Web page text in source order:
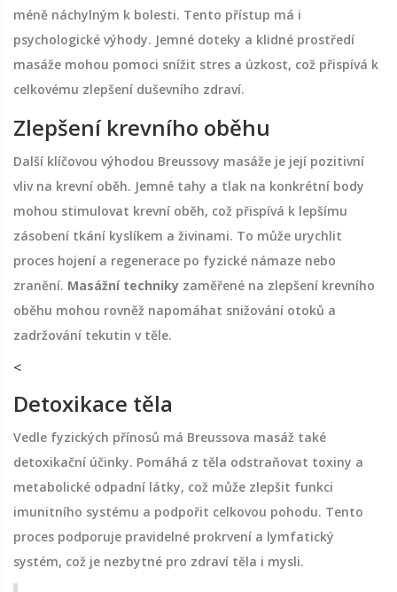
méně náchylným k bolesti. Tento přístup má i
psychologické výhody. Jemné doteky a klidné prostředí
masáže mohou pomoci snížit stres a úzkost, což přispívá k
celkovému zlepšení duševního zdraví.
Zlepšení krevního oběhu
Další klíčovou výhodou Breussovy masáže je její pozitivní
vliv na krevní oběh. Jemné tahy a tlak na konkrétní body
mohou stimulovat krevní oběh, což přispívá k lepšímu
zásobení tkání kyslíkem a živinami. To může urychlit
proces hojení a regenerace po fyzické námaze nebo
zranění. Masážní techniky zaměřené na zlepšení krevního
oběhu mohou rovněž napomáhat snižování otoků a
zadržování tekutin v těle.
<
Detoxikace těla
Vedle fyzických přínosů má Breussova masáž také
detoxikační účinky. Pomáhá z těla odstraňovat toxiny a
metabolické odpadní látky, což může zlepšit funkci
imunitního systému a podpořit celkovou pohodu. Tento
proces podporuje pravidelné prokrvení a lymfatický
systém, což je nezbytné pro zdraví těla i mysli.